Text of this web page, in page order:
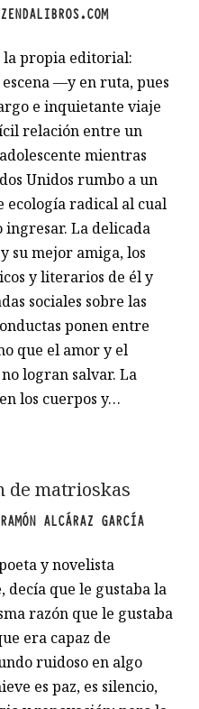
ZENDALIBROS.COM
la propia editorial:
escena —y en ruta, pues
e inquietante viaje
relación entre un
mientras
Unidos rumbo a un
ecología radical al cual
ingresar. La delicada
su mejor amiga, los
y literarios de él y
sociales sobre las
ponen entre
que el amor y el
logran salvar. La
los cuerpos y…
de matrioskas
RAMÓN ALCÁRAZ GARCÍA
y novelista
decía que le gustaba la
razón que le gustaba
era capaz de
ruidoso en algo
es paz, es silencio,